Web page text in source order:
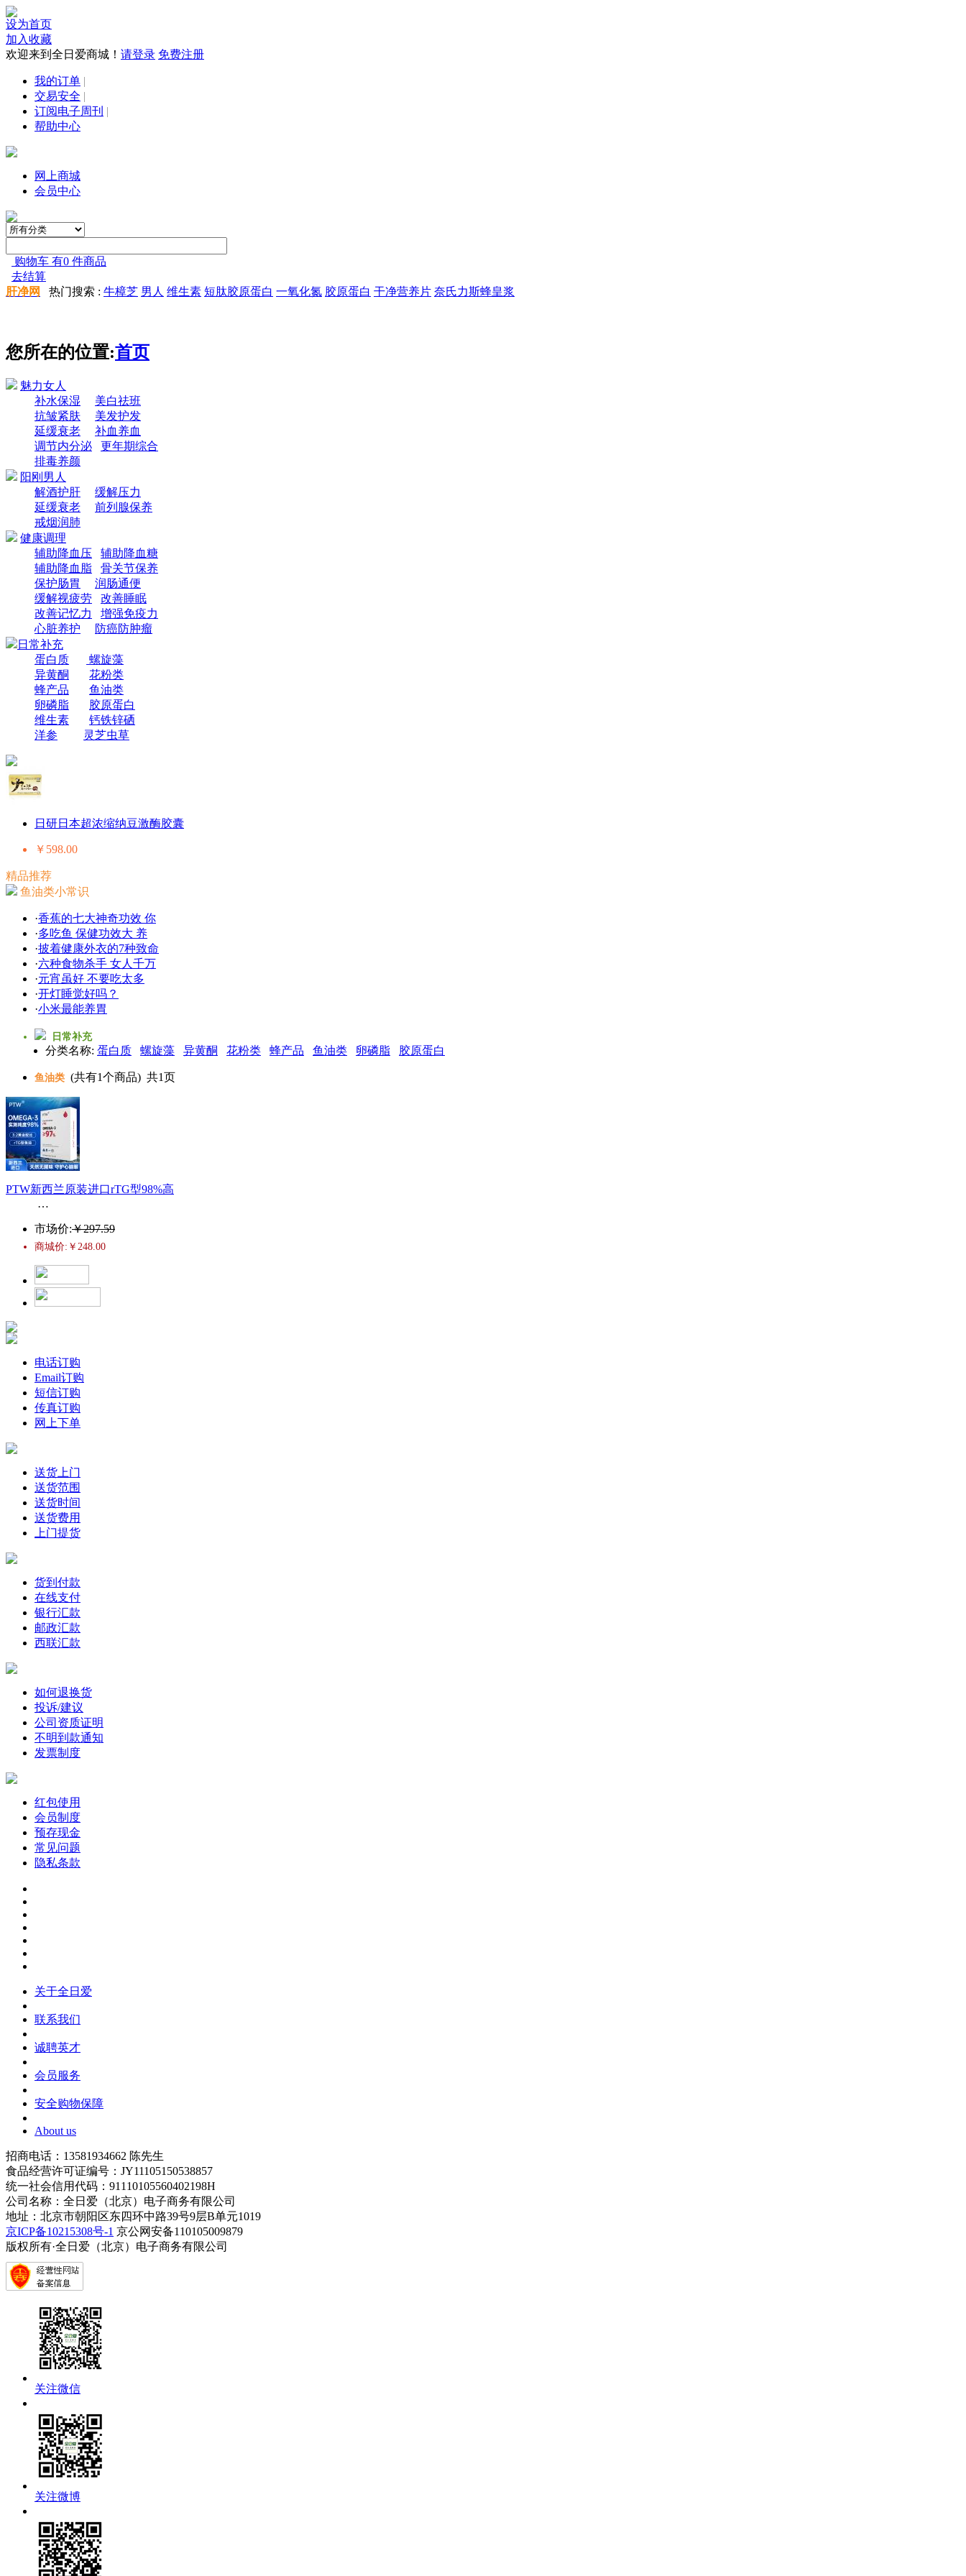
设为首页
加入收藏
欢迎来到全日爱商城！ 请登录 免费注册
我的订单 |
交易安全 |
订阅电子周刊 |
帮助中心
网上商城
会员中心
购物车 有0 件商品
去结算
肝净网
热门搜索 : 牛樟芝 男人 维生素 短肽胶原蛋白 一氧化氮 胶原蛋白 干净营养片 奈氏力斯蜂皇浆
您所在的位置:首页
魅力女人
补水保湿
美白祛班
抗皱紧肤
美发护发
延缓衰老
补血养血
调节内分泌
更年期综合
排毒养颜
阳刚男人
解酒护肝
缓解压力
延缓衰老
前列腺保养
戒烟润肺
健康调理
辅助降血压
辅助降血糖
辅助降血脂
骨关节保养
保护肠胃
润肠通便
缓解视疲劳
改善睡眠
改善记忆力
增强免疫力
心脏养护
防癌防肿瘤
日常补充
蛋白质
螺旋藻
异黄酮
花粉类
蜂产品
鱼油类
卵磷脂
胶原蛋白
维生素
钙铁锌硒
洋参
灵芝虫草
日研日本超浓缩纳豆激酶胶囊
￥598.00
精品推荐
鱼油类小常识
·香蕉的七大神奇功效 你
·多吃鱼 保健功效大 养
·披着健康外衣的7种致命
·六种食物杀手 女人千万
·元宵虽好 不要吃太多
·开灯睡觉好吗？
·小米最能养胃
日常补充
分类名称: 蛋白质 螺旋藻 异黄酮 花粉类 蜂产品 鱼油类 卵磷脂 胶原蛋白
鱼油类 (共有1个商品) 共1页
PTW新西兰原装进口rTG型98%高
…
市场价:￥297.59
商城价:￥248.00
电话订购
Email订购
短信订购
传真订购
网上下单
送货上门
送货范围
送货时间
送货费用
上门提货
货到付款
在线支付
银行汇款
邮政汇款
西联汇款
如何退换货
投诉/建议
公司资质证明
不明到款通知
发票制度
红包使用
会员制度
预存现金
常见问题
隐私条款
关于全日爱
联系我们
诚聘英才
会员服务
安全购物保障
About us
招商电话：13581934662 陈先生
食品经营许可证编号：JY11105150538857
统一社会信用代码：91110105560402198H
公司名称：全日爱（北京）电子商务有限公司
地址：北京市朝阳区东四环中路39号9层B单元1019
京ICP备10215308号-1 京公网安备110105009879
版权所有·全日爱（北京）电子商务有限公司
关注微信
关注微博